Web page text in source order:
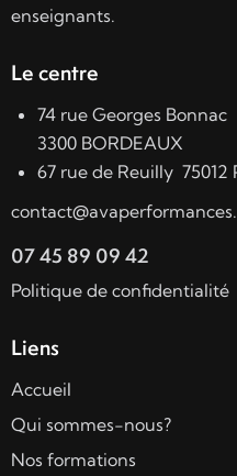
enseignants.
Le centre
74 rue Georges Bonnac
3300 BORDEAUX
67 rue de Reuilly 75012
07 45 89 09 42
Politique de confidentialité
Liens
Accueil
Qui sommes-nous?
Nos formations